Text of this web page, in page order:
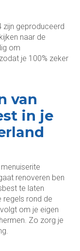
zijn geproduceerd
naar de
om
je 100% zeker
van
in je
renoveren ben
te laten
regels rond de
om je eigen
Zo zorg je